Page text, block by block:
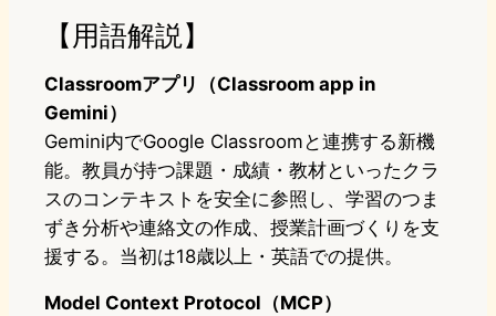
【用語解説】
Classroomアプリ（Classroom app in
Gemini）
Gemini内でGoogle Classroomと連携する新機
能。教員が持つ課題・成績・教材といったクラ
スのコンテキストを安全に参照し、学習のつま
ずき分析や連絡文の作成、授業計画づくりを支
援する。当初は18歳以上・英語での提供。
Model Context Protocol（MCP）